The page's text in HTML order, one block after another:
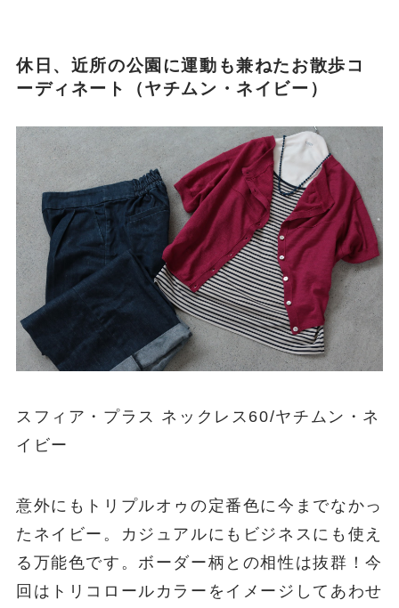
休日、近所の公園に運動も兼ねたお散歩コ
ーディネート（ヤチムン・ネイビー）
スフィア・プラス ネックレス60/ヤチムン・ネ
イビー
意外にもトリプルオゥの定番色に今までなかっ
たネイビー。カジュアルにもビジネスにも使え
る万能色です。ボーダー柄との相性は抜群！今
回はトリコロールカラーをイメージしてあわせ